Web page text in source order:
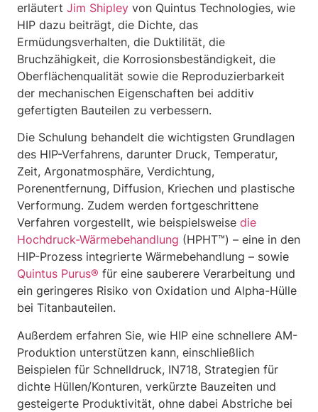
erläutert Jim Shipley von Quintus Technologies, wie
HIP dazu beiträgt, die Dichte, das
Ermüdungsverhalten, die Duktilität, die
Bruchzähigkeit, die Korrosionsbeständigkeit, die
Oberflächenqualität sowie die Reproduzierbarkeit
der mechanischen Eigenschaften bei additiv
gefertigten Bauteilen zu verbessern.
Die Schulung behandelt die wichtigsten Grundlagen
des HIP-Verfahrens, darunter Druck, Temperatur,
Zeit, Argonatmosphäre, Verdichtung,
Porenentfernung, Diffusion, Kriechen und plastische
Verformung. Zudem werden fortgeschrittene
Verfahren vorgestellt, wie beispielsweise die
Hochdruck-Wärmebehandlung (HPHT™) – eine in den
HIP-Prozess integrierte Wärmebehandlung – sowie
Quintus Purus® für eine sauberere Verarbeitung und
ein geringeres Risiko von Oxidation und Alpha-Hülle
bei Titanbauteilen.
Außerdem erfahren Sie, wie HIP eine schnellere AM-
Produktion unterstützen kann, einschließlich
Beispielen für Schnelldruck, IN718, Strategien für
dichte Hüllen/Konturen, verkürzte Bauzeiten und
gesteigerte Produktivität, ohne dabei Abstriche bei